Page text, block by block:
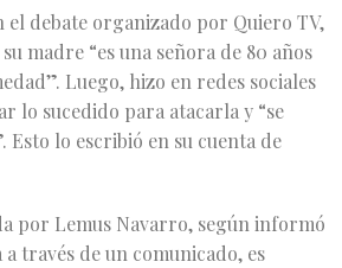
el debate organizado por Quiero TV,
madre “es una señora de 80 años
Luego, hizo en redes sociales
lo sucedido para atacarla y “se
Esto lo escribió en su cuenta de
por Lemus Navarro, según informó
a través de un comunicado, es